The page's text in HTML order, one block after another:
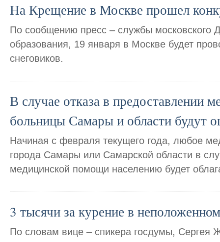
На Крещение в Москве прошел
По сообщению пресс – службы московского
образования, 19 января в Москве будет
снеговиков.
В случае отказа в предоставлении
больницы Самары и области будут
Начиная с февраля текущего года, любое
города Самары или Самарской области в
медицинской помощи населению будет
3 тысячи за курение в
По словам вице – спикера госдумы, Сергея